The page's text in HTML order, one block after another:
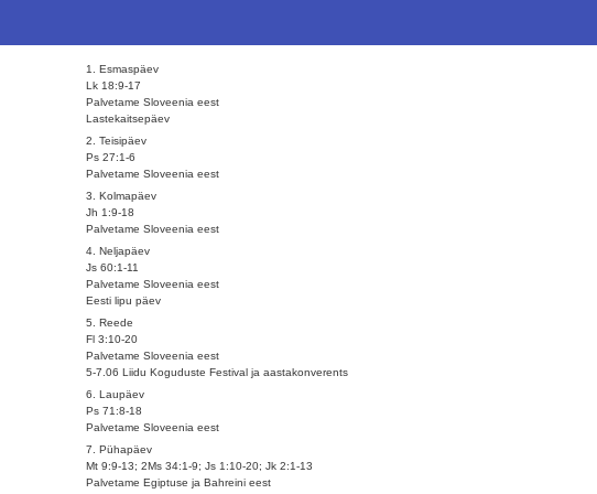
1. Esmaspäev
Lk 18:9-17
Palvetame Sloveenia eest
Lastekaitsepäev
2. Teisipäev
Ps 27:1-6
Palvetame Sloveenia eest
3. Kolmapäev
Jh 1:9-18
Palvetame Sloveenia eest
4. Neljapäev
Js 60:1-11
Palvetame Sloveenia eest
Eesti lipu päev
5. Reede
Fl 3:10-20
Palvetame Sloveenia eest
5-7.06 Liidu Koguduste Festival ja aastakonverents
6. Laupäev
Ps 71:8-18
Palvetame Sloveenia eest
7. Pühapäev
Mt 9:9-13; 2Ms 34:1-9; Js 1:10-20; Jk 2:1-13
Palvetame Egiptuse ja Bahreini eest